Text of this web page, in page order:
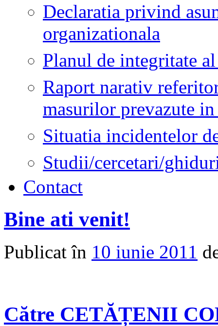
Declaratia privind
organizationala
Planul de integritate
Raport narativ
masurilor prevazute
Situatia incidentelor
Studii/cercetari/
Contact
Bine ati venit!
Publicat în 10 iunie 2011
Către CETĂȚENII